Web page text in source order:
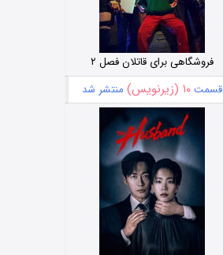
فروشگاهی برای قاتلان فصل ۲
قسمت۱۰ (زیرنویس) منتشر شد